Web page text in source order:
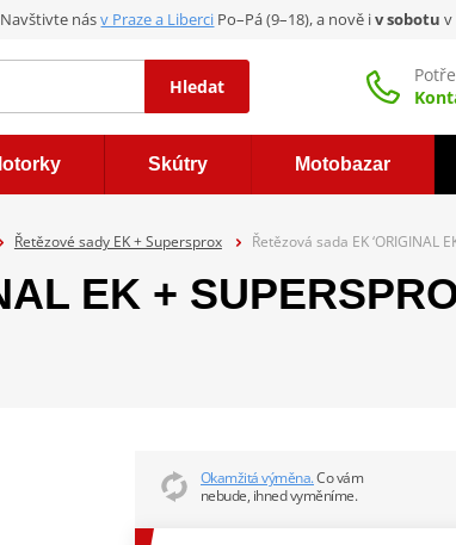
Navštivte násv Praze a Liberci Po–Pá (9–18), a nově iv sobotu v
Hledat
Skútry Motobazar
Řetězové sady EK + Supersprox Řetězová sada EK ‘ORIGINAL
EK +
Okamžitá výměna.Co vám
nebude, ihned vyměníme.